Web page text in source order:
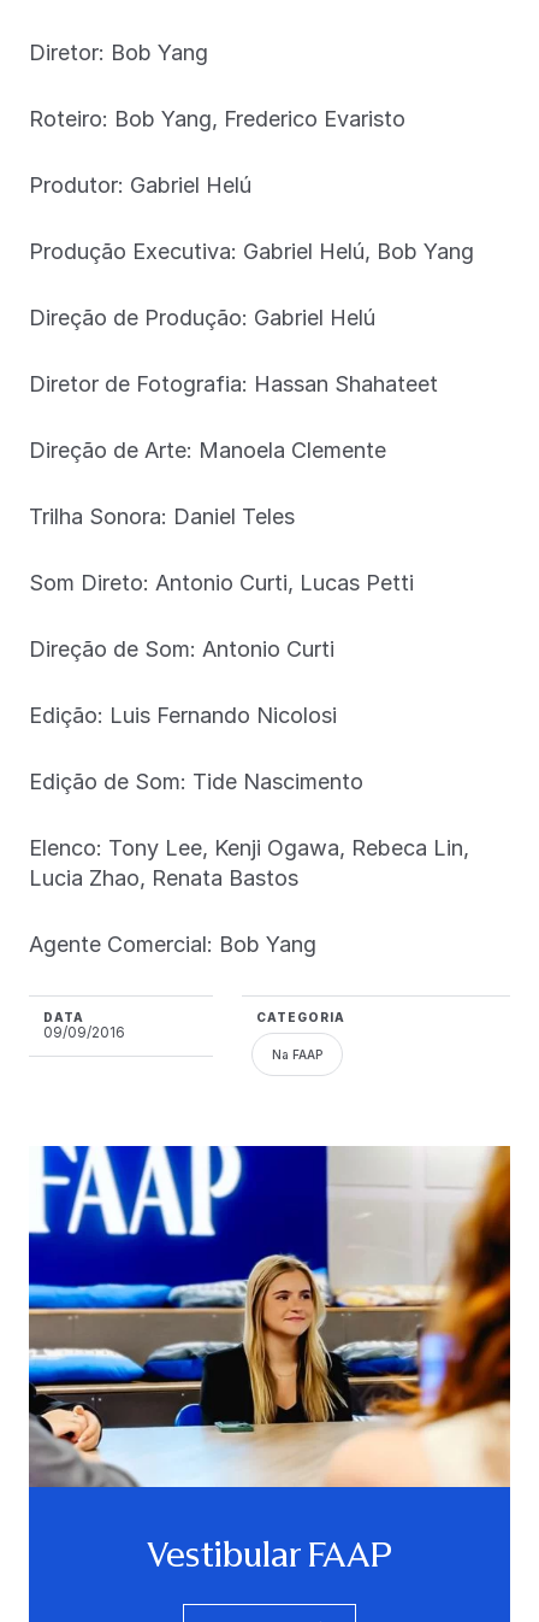
Diretor: Bob Yang
Roteiro: Bob Yang, Frederico Evaristo
Produtor: Gabriel Helú
Produção Executiva: Gabriel Helú, Bob Yang
Direção de Produção: Gabriel Helú
Diretor de Fotografia: Hassan Shahateet
Direção de Arte: Manoela Clemente
Trilha Sonora: Daniel Teles
Som Direto: Antonio Curti, Lucas Petti
Direção de Som: Antonio Curti
Edição: Luis Fernando Nicolosi
Edição de Som: Tide Nascimento
Elenco: Tony Lee, Kenji Ogawa, Rebeca Lin,
Lucia Zhao, Renata Bastos
Agente Comercial: Bob Yang
DATA
09/09/2016
CATEGORIA
Na FAAP
Vestibular FAAP